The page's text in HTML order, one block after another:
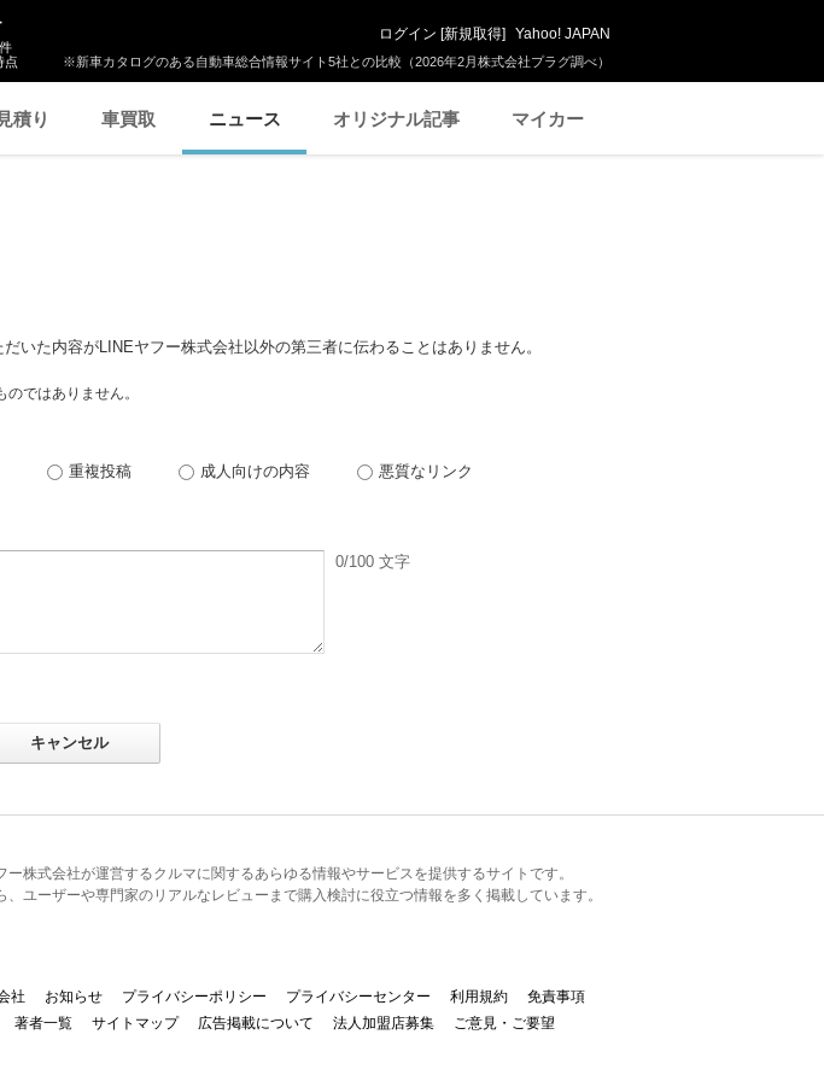
※新車カタログのある自動車総合情報サイト5社との比較（2026年2月株式会社プラグ調べ）
件
点
ログイン [新規取得] Yahoo! JAPAN
積り 車買取 ニュース オリジナル記事 マイカー
いた内容がLINEヤフー株式会社以外の第三者に伝わることはありません。
ではありません。
重複投稿 成人向けの内容
悪質なリンク
0/100 文字
株式会社が運営するクルマに関するあらゆる情報やサービスを提供するサイトです。
ユーザーや専門家のリアルなレビューまで購入検討に役立つ情報を多く掲載しています。
社 お知らせ プライバシーポリシー プライバシーセンター 利用規約
免責事項
著者一覧 サイトマップ 広告掲載について 法人加盟店募集
ご意見・ご要望